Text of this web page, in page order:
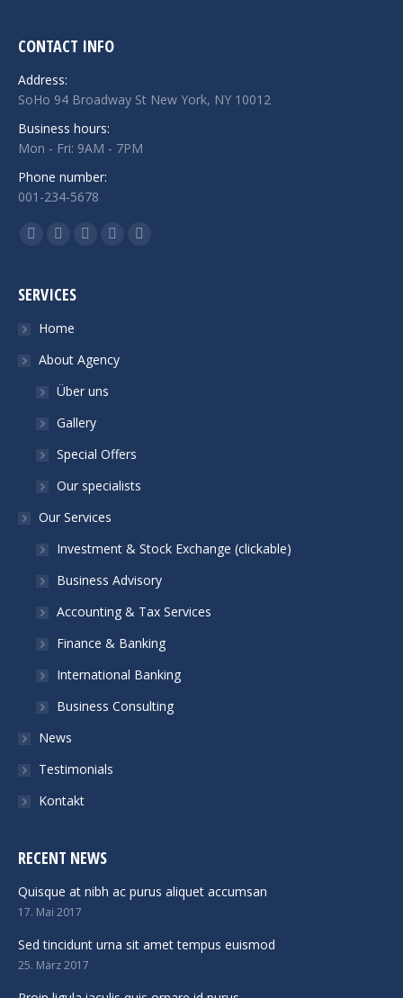
CONTACT INFO
Address:
SoHo 94 Broadway St New York, NY 10012
Business hours:
Mon - Fri: 9AM - 7PM
Phone number:
001-234-5678
Finden Sie uns auf:
SERVICES
Home
About Agency
Über uns
Gallery
Special Offers
Our specialists
Our Services
Investment & Stock Exchange (clickable)
Business Advisory
Accounting & Tax Services
Finance & Banking
International Banking
Business Consulting
News
Testimonials
Kontakt
RECENT NEWS
Quisque at nibh ac purus aliquet accumsan
17. Mai 2017
Sed tincidunt urna sit amet tempus euismod
25. März 2017